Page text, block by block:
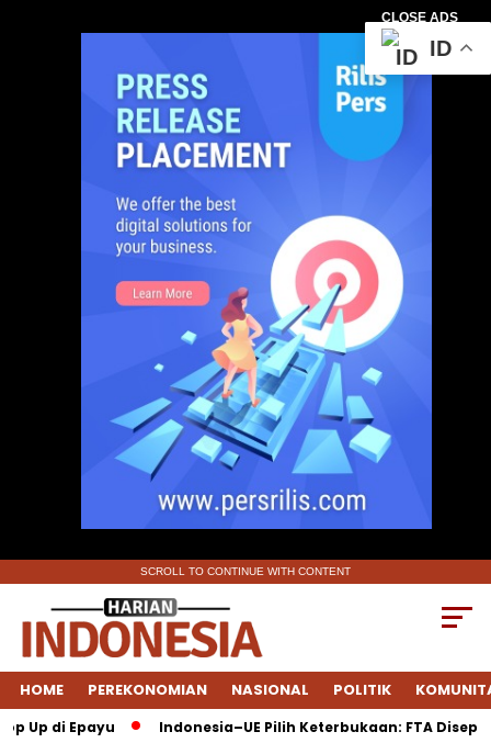
CLOSE ADS
SCROLL TO CONTINUE WITH CONTENT
HOME PEREKONOMIAN NASIONAL POLITIK
di Epayu Indonesia–UE Pilih Keterbukaan: FTA Disepakati
ID